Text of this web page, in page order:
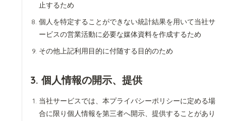
止するため
個人を特定することができない統計結果を用いて当社サ
ービスの営業活動に必要な媒体資料を作成するため
その他上記利用目的に付随する目的のため
3. 個人情報の開示、提供
当社サービスでは、本プライバシーポリシーに定める場
合に限り個人情報を第三者へ開示、提供することがあり